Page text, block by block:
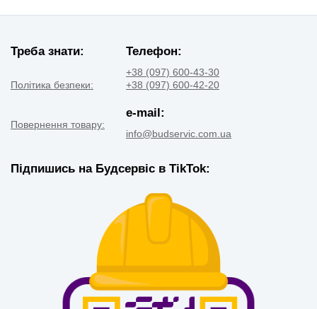
Треба знати:
Політика безпеки:
Повернення товару:
Телефон:
+38 (097) 600-43-30
+38 (097) 600-42-20
e-mail:
info@budservic.com.ua
Підпишись на Будсервіс в TikTok: